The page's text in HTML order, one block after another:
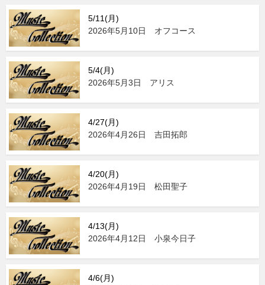
5/11(月)
2026年5月10日 オフコース
5/4(月)
2026年5月3日 アリス
4/27(月)
2026年4月26日 吉田拓郎
4/20(月)
2026年4月19日 松田聖子
4/13(月)
2026年4月12日 小泉今日子
4/6(月)